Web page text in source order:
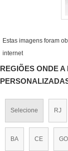
Estas imagens foram
internet
REGIÕES ONDE
Selecione RJ
BA CE